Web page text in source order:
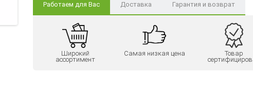
Работаем для Вас Доставка Гарантия и возврат
Широкий
ассортимент
Самая низкая цена
Товар